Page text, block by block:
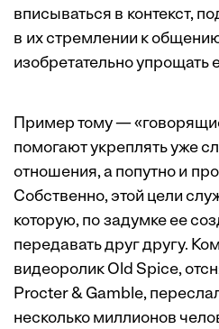
вписываться в контекст,
в их стремлении к
изобретательно упрощать
Пример тому —
помогают укреплять уже
отношения, а попутно и
Собственно, этой цели
которую, по задумке ее
передавать друг другу.
видеоролик Old Spice,
Procter & Gamble,
несколько миллионов